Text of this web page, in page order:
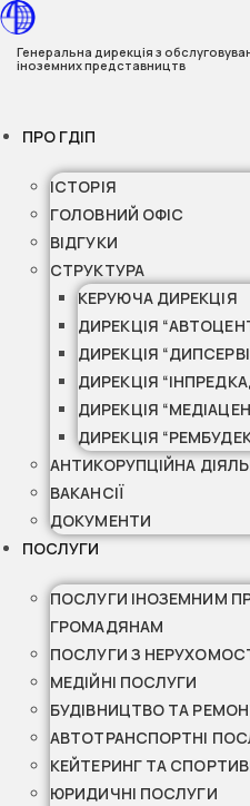
Перейти
до
вмісту
Генеральна дирекція з
іноземних представництв
ПРО ГДІП
ІСТОРІЯ
ГОЛОВНИЙ ОФІС
ВІДГУКИ
СТРУКТУРА
КЕРУЮЧА ДИРЕКЦІЯ
ДИРЕКЦІЯ
ДИРЕКЦІЯ
ДИРЕКЦІЯ
ДИРЕКЦІЯ
ДИРЕКЦІЯ
АНТИКОРУПЦІЙНА
ВАКАНСІЇ
ДОКУМЕНТИ
ПОСЛУГИ
ПОСЛУГИ ІНОЗЕМНИМ
ГРОМАДЯНАМ
ПОСЛУГИ З
МЕДІЙНІ ПОСЛУГИ
БУДІВНИЦТВО ТА
АВТОТРАНСПОРТНІ
КЕЙТЕРИНГ ТА
ЮРИДИЧНІ ПОСЛУГИ